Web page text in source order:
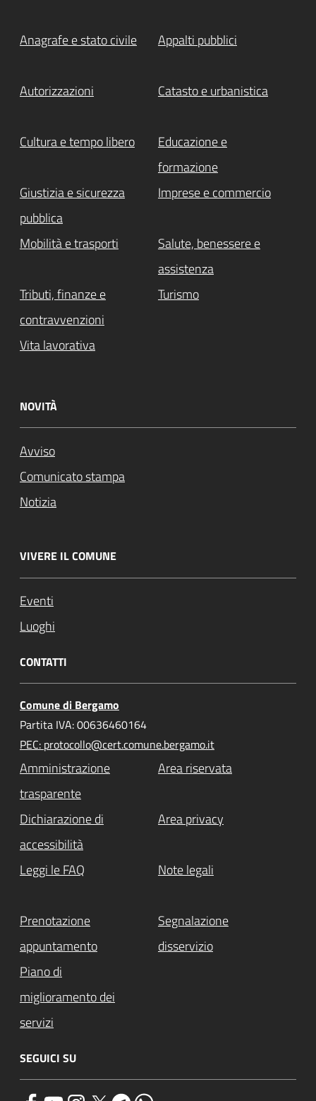
Anagrafe e stato civile Appalti pubblici
Autorizzazioni Catasto e urbanistica
Cultura e tempo libero
Educazione e
formazione
Giustizia e sicurezza
pubblica
Imprese e commercio
Mobilità e trasporti
Salute, benessere e
assistenza
Tributi, finanze e
contravvenzioni
Turismo
Vita lavorativa
NOVITÀ
Avviso
Comunicato stampa
Notizia
VIVERE IL COMUNE
Eventi
Luoghi
CONTATTI
Comune di Bergamo
Partita IVA: 00636460164
PEC: protocollo@cert.comune.bergamo.it
Amministrazione
trasparente
Area riservata
Dichiarazione di
accessibilità
Area privacy
Leggi le FAQ Note legali
Prenotazione
appuntamento
Segnalazione
disservizio
Piano di
miglioramento dei
servizi
SEGUICI SU